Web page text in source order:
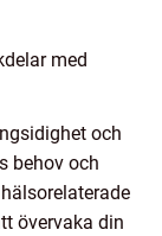
med
och
behov och
övervaka din